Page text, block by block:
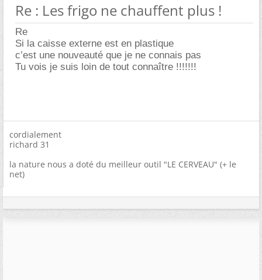
Re : Les frigo ne chauffent plus !
Re
Si la caisse externe est en plastique
c’est une nouveauté que je ne connais pas
Tu vois je suis loin de tout connaître !!!!!!!
cordialement
richard 31
la nature nous a doté du meilleur outil "LE CERVEAU" (+ le
net)